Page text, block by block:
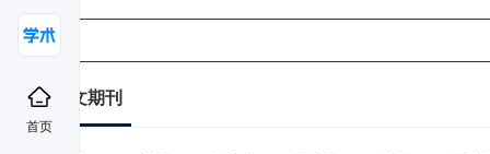
首页
中文期刊